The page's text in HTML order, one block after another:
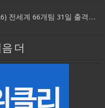
전세계 66개팀 31일 출격…
더